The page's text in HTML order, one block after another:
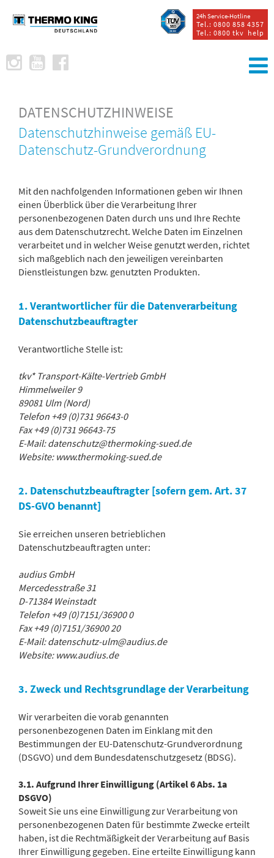
24h Service-Hotline
Tel.: 0800 858 4357
Tel.: 0800 tkv help
DATENSCHUTZHINWEISE
Datenschutzhinweise gemäß EU-
Datenschutz-Grundverordnung
Mit den nachfolgenden Informationen geben wir Ihnen
einen Überblick über die Verarbeitung Ihrer
personenbezogenen Daten durch uns und Ihre Rechte
aus dem Datenschutzrecht. Welche Daten im Einzelnen
verarbeitet und in welcher Weise genutzt werden, richtet
sich maßgeblich nach den jeweiligen vereinbarten
Dienstleistungen bzw. genutzten Produkten.
1. Verantwortlicher für die Datenverarbeitung
Datenschutzbeauftragter
Verantwortliche Stelle ist:
tkv* Transport-Kälte-Vertrieb GmbH
Himmelweiler 9
89081 Ulm (Nord)
Telefon +49 (0)731 96643-0
Fax +49 (0)731 96643-75
E-Mail: datenschutz@thermoking-sued.de
Website: www.thermoking-sued.de
2. Datenschutzbeauftragter [sofern gem. Art. 37
DS-GVO benannt]
Sie erreichen unseren betrieblichen
Datenschutzbeauftragten unter:
audius GmbH
Mercedesstraße 31
D-71384 Weinstadt
Telefon +49 (0)7151/36900 0
Fax +49 (0)7151/36900 20
E-Mail: datenschutz-ulm@audius.de
Website: www.audius.de
3. Zweck und Rechtsgrundlage der Verarbeitung
Wir verarbeiten die vorab genannten
personenbezogenen Daten im Einklang mit den
Bestimmungen der EU-Datenschutz-Grundverordnung
(DSGVO) und dem Bundesdatenschutzgesetz (BDSG).
3.1. Aufgrund Ihrer Einwilligung (Artikel 6 Abs. 1a
DSGVO)
Soweit Sie uns eine Einwilligung zur Verarbeitung von
personenbezogenen Daten für bestimmte Zwecke erteilt
haben, ist die Rechtmäßigkeit der Verarbeitung auf Basis
Ihrer Einwilligung gegeben. Eine erteilte Einwilligung kann